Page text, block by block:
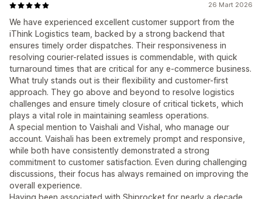
26 Mart 2026
We have experienced excellent customer support from the
iThink Logistics team, backed by a strong backend that
ensures timely order dispatches. Their responsiveness in
resolving courier-related issues is commendable, with quick
turnaround times that are critical for any e-commerce business.
What truly stands out is their flexibility and customer-first
approach. They go above and beyond to resolve logistics
challenges and ensure timely closure of critical tickets, which
plays a vital role in maintaining seamless operations.
A special mention to Vaishali and Vishal, who manage our
account. Vaishali has been extremely prompt and responsive,
while both have consistently demonstrated a strong
commitment to customer satisfaction. Even during challenging
discussions, their focus has always remained on improving the
overall experience.